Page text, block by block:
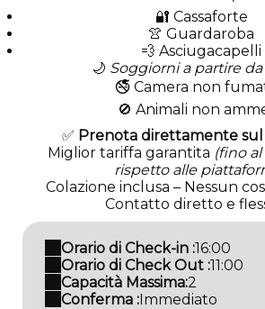
🔐 Cassaforte
👚 Guardaroba
💨 Asciugacapelli
🌙 Soggiorni a partire
🚭 Camera non
🚫 Animali non
✅ Prenota direttamente sul
Miglior tariffa garantita (fino
rispetto alle
Colazione inclusa – Nessun
Contatto diretto e
Orario di Check-in :16:00
Orario di Check Out :11:00
Capacità Massima:2
Conferma :Immediato